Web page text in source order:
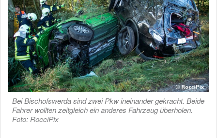
Bei Bischofswerda sind zwei Pkw ineinander gekracht. Beide
Fahrer wollten zeitgleich ein anderes Fahrzeug überholen.
Foto: RocciPix